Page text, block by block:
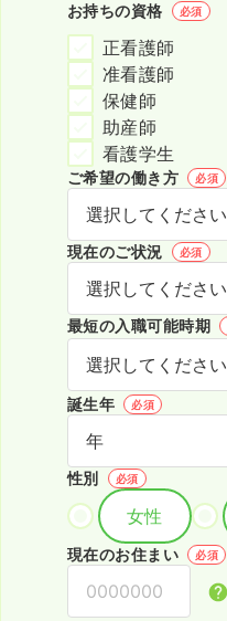
お持ちの資格 必須
正看護師
准看護師
保健師
助産師
看護学生
ご希望の働き方 必須
現在のご状況 必須
最短の入職可能時期
誕生年 必須
性別 必須
女性
現在のお住まい 必須